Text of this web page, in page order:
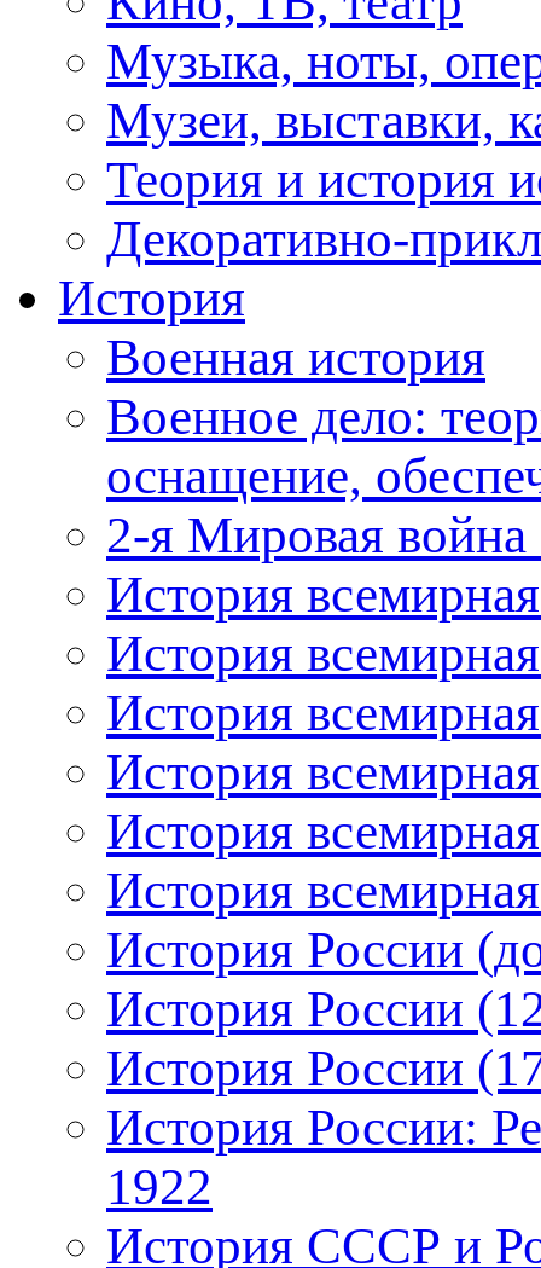
Музыка, ноты,
Музеи, выставки,
Теория и история
Декоративно-
История
Военная история
Военное дело:
оснащение,
2-я Мировая война
История
История
История
История
История
История
История России
История России
История России
История России:
1922
История СССР и